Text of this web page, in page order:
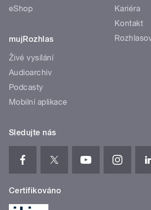
eShop
mujRozhlas
Živé vysílání
Audioarchiv
Podcasty
Mobilní aplikace
Kariéra
Kontakt
Sledujte nás
Certifikováno